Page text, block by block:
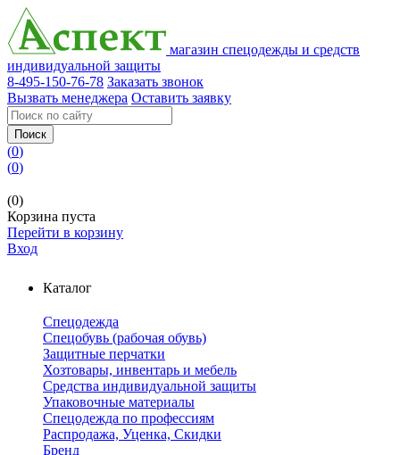
магазин спецодежды и средств
индивидуальной защиты
8-495-150-76-78 Заказать звонок
Вызвать менеджера Оставить заявку
Поиск
(0)
(0)
(0)
Корзина пуста
Перейти в корзину
Вход
Каталог
Спецодежда
Спецобувь (рабочая обувь)
Защитные перчатки
Хозтовары, инвентарь и мебель
Средства индивидуальной защиты
Упаковочные материалы
Спецодежда по профессиям
Распродажа, Уценка, Скидки
Бренд